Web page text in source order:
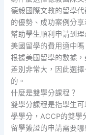
德毅國際文教的留學
的優勢、成功案例分
幫助學生順利申請到理
美國留學的費用適中嗎
根據美國留學的數據
差別非常大，因此選
的。
什麼是雙學分課程？
雙學分課程是指學生
學學分，ACCP的雙學
留學簽證的申請需要哪